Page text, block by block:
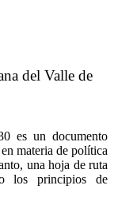
del Valle de
es un documento
materia de política
una hoja de ruta
los principios de